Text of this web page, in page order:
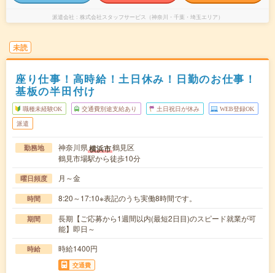
派遣会社 株式会社スタッフサービス（神奈川・千葉・埼玉エリア）
未読
座り仕事！高時給！土日休み！日勤のお仕事！
基板の半田付け
職種未経験OK 交通費別途支給あり 土日祝日が休み WEB登録OK
派遣
勤務地 神奈川県横浜市鶴見区
鶴見市場駅から徒歩10分
曜日頻度 月～金
時間 8:20～17:10※表記のうち実働8時間です。
期間
長期【ご応募から1週間以内(最短2日目)のスピード就業が可
能】即日～
時給 時給1400円
交通費